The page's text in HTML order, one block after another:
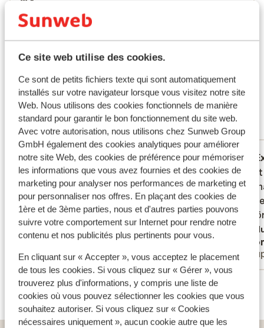
Ce site web utilise des cookies.
Ce sont de petits fichiers texte qui sont automatiquement
installés sur votre navigateur lorsque vous visitez notre site
Web. Nous utilisons des cookies fonctionnels de manière
standard pour garantir le bon fonctionnement du site web.
Avec votre autorisation, nous utilisons chez Sunweb Group
GmbH également des cookies analytiques pour améliorer
notre site Web, des cookies de préférence pour mémoriser
les informations que vous avez fournies et des cookies de
marketing pour analyser nos performances de marketing et
pour personnaliser nos offres. En plaçant des cookies de
1ère et de 3ème parties, nous et d'autres parties pouvons
suivre votre comportement sur Internet pour rendre notre
contenu et nos publicités plus pertinents pour vous.
En cliquant sur « Accepter », vous acceptez le placement
de tous les cookies. Si vous cliquez sur « Gérer », vous
trouverez plus d'informations, y compris une liste de
cookies où vous pouvez sélectionner les cookies que vous
souhaitez autoriser. Si vous cliquez sur « Cookies
nécessaires uniquement », aucun cookie autre que les
Infos vol
Ce sont des avis clients 100 % authentiques qui
reflètent fidèlement leur expérience avec notre
produit.En savoir plus sur les avis
Réservé principalement par couples
8.6 Excellent
6 juil. 2025
Väldigt trevligt hotell. Bra mat, trevlig
personal. M
Väldigt trevligt hotell. Bra mat, trevlig
personal. M
Traduire en français (FR)
Anonyme
Couples
8.9
Voir tous les 2 avis